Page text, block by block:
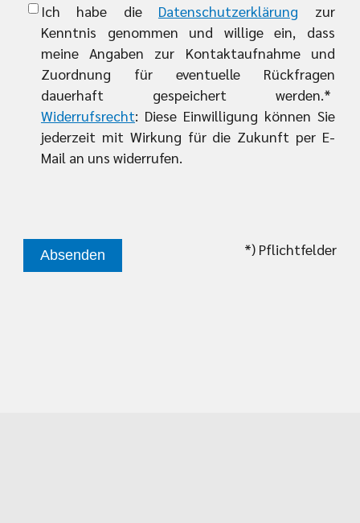
Ich habe die Datenschutzerklärung zur
Kenntnis genommen und willige ein, dass
meine Angaben zur Kontaktaufnahme und
Zuordnung für eventuelle Rückfragen
dauerhaft gespeichert werden.*
Widerrufsrecht: Diese Einwilligung können Sie
jederzeit mit Wirkung für die Zukunft per E-
Mail an uns widerrufen.
Absenden *) Pflichtfelder